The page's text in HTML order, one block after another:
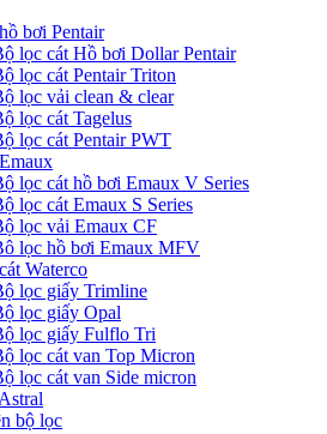
bơi Pentair
lọc cát Hồ bơi Dollar Pentair
lọc cát Pentair Triton
lọc vải clean & clear
lọc cát Tagelus
lọc cát Pentair PWT
lọc cát hồ bơi Emaux V Series
lọc cát Emaux S Series
lọc vải Emaux CF
lọc hồ bơi Emaux MFV
Waterco
lọc giấy Trimline
lọc giấy Opal
lọc giấy Fulflo Tri
lọc cát van Top Micron
lọc cát van Side micron
bộ lọc